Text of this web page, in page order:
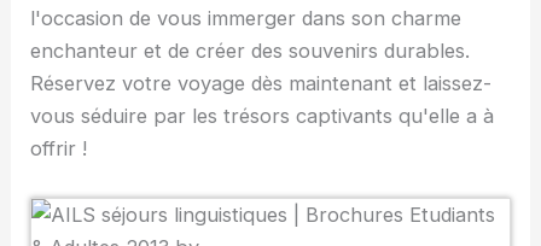
l'occasion de vous immerger dans son charme
enchanteur et de créer des souvenirs durables.
Réservez votre voyage dès maintenant et laissez-
vous séduire par les trésors captivants qu'elle a à
offrir !